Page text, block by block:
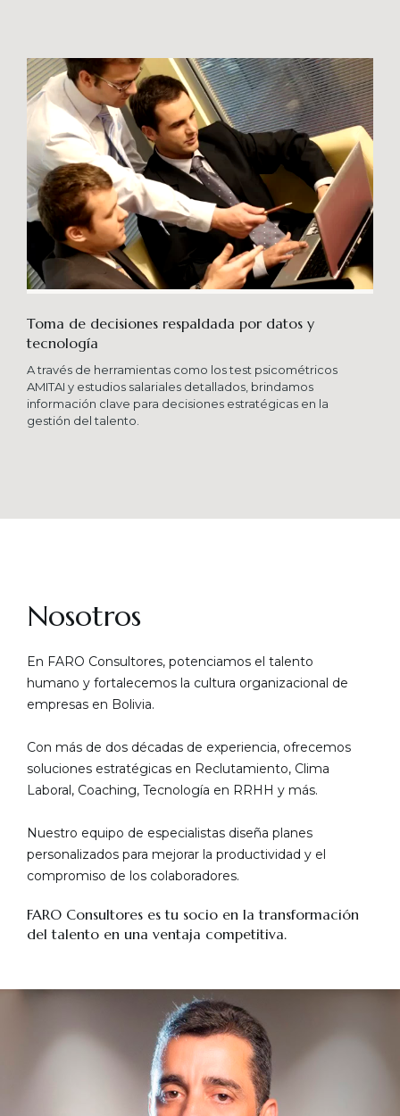
Toma de decisiones respaldada por datos y
tecnología​
A través de herramientas como los test psicométricos
AMITAI y estudios salariales detallados, brindamos
información clave para decisiones estratégicas en la
gestión del talento.
Nosotros
En FARO Consultores, potenciamos el talento
humano y fortalecemos la cultura organizacional de
empresas en Bolivia.
Con más de dos décadas de experiencia, ofrecemos
soluciones estratégicas en Reclutamiento, Clima
Laboral, Coaching, Tecnología en RRHH y más.
Nuestro equipo de especialistas diseña planes
personalizados para mejorar la productividad y el
compromiso de los colaboradores.
FARO Consultores es tu socio en la transformación
del talento en una ventaja competitiva.